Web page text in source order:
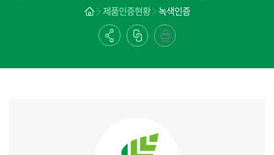
제품인증현황 녹색인증